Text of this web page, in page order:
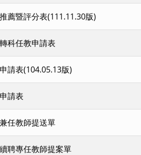
薦暨評分表(111.11.30版)
科任教申請表
請表(104.05.13版)
請表
任教師提送單
聘專任教師提案單